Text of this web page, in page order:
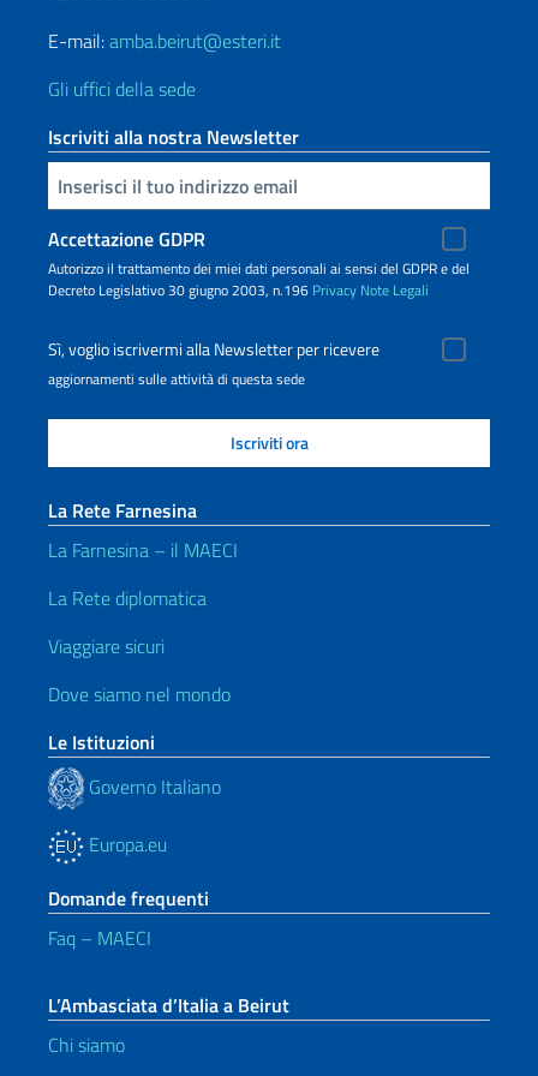
E-mail:amba.beirut@esteri.it
Gli uffici della sede
Iscriviti alla nostra Newsletter
Inserisci la tua email
Accettazione GDPR
Autorizzo il trattamento dei miei dati personali ai sensi del GDPR e del
Decreto Legislativo 30 giugno 2003, n.196 Privacy Note Legali
Sì, voglio iscrivermi alla Newsletter per ricevere
aggiornamenti sulle attività di questa sede
La Rete Farnesina
La Farnesina – il MAECI
La Rete diplomatica
Viaggiare sicuri
Dove siamo nel mondo
Le Istituzioni
Governo Italiano
Europa.eu
Domande frequenti
Faq – MAECI
L’Ambasciata d’Italia a Beirut
Chi siamo